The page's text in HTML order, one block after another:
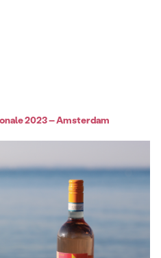
2023 – Amsterdam